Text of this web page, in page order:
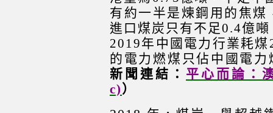
有約一半是煉鋼用的焦
進口煤炭只有不足0.4億
2019年中國電力行業耗
的電力燃煤只佔中國電
新聞連結： 平心而論：
c)）